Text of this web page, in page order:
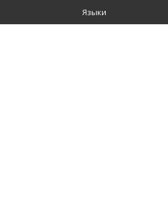
Языки